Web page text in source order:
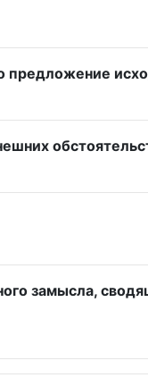
предложение
замысла,